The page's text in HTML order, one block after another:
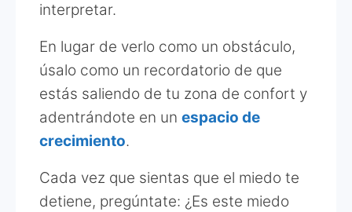
interpretar.
En lugar de verlo como un obstáculo,
úsalo como un recordatorio de que
estás saliendo de tu zona de confort y
adentrándote en un espacio de
crecimiento.
Cada vez que sientas que el miedo te
detiene, pregúntate: ¿Es este miedo